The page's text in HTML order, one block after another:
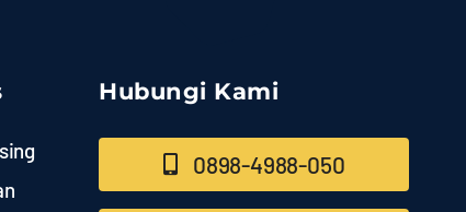
Hubungi Kami
0898-4988-050